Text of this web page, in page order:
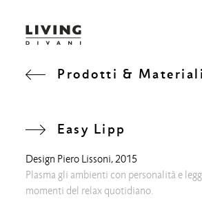
Prodotti & Materiali
Easy Lipp
Design Piero Lissoni, 2015
Plasma gli ambienti con personalità e
momenti del relax quotidiano.